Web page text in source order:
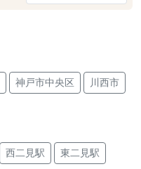
神戸市中央区 川西市
西二見駅 東二見駅